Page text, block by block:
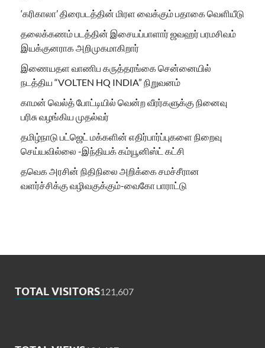
‘கரிகாலா’ திரைபடத்தின் மிரள வைக்கும் பதாகை வெளியீடு
தலைக்கணம் படத்தின் இசையப்பாளார் ஜவஹர் பரமசிவம்
இயக்குனராக அறிமுகமாகிறார்
இணையதள வாணிப கருத்தரங்கை சென்னையில்
நடத்திய “VOLTEN HQ INDIA” நிறுவனம்
காமன் வெல்த் போட்டியில் வென்ற வீரர்களுக்கு நினைவு
பரிசு வழங்கிய முதல்வர்
தமிழ்நாடு பட்ஜெட் மக்களின் எதிர்பார்ப்புகளை நிறைவு
செய்யவில்லை -இந்தியக் கம்யூனிஸ்ட் கட்சி
தவெக அரசின் நிதிநிலை அறிக்கை சமச்சீரான
வளர்ச்சிக்கு வழிவகுக்கும்-வைகோ பாராட்டு
TOTAL VISITORS121,607